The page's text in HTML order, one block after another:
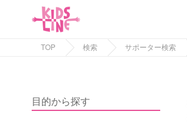
TOP 検索 サポーター検索
目的から探す